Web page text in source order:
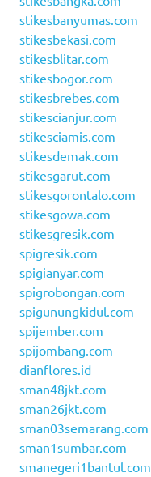
stikesbanyumas.com
stikesbekasi.com
stikesblitar.com
stikesbogor.com
stikesbrebes.com
stikescianjur.com
stikesciamis.com
stikesdemak.com
stikesgarut.com
stikesgorontalo.com
stikesgowa.com
stikesgresik.com
spigresik.com
spigianyar.com
spigrobongan.com
spigunungkidul.com
spijember.com
spijombang.com
dianflores.id
sman48jkt.com
sman26jkt.com
sman03semarang.com
sman1sumbar.com
smanegeri1bantul.com